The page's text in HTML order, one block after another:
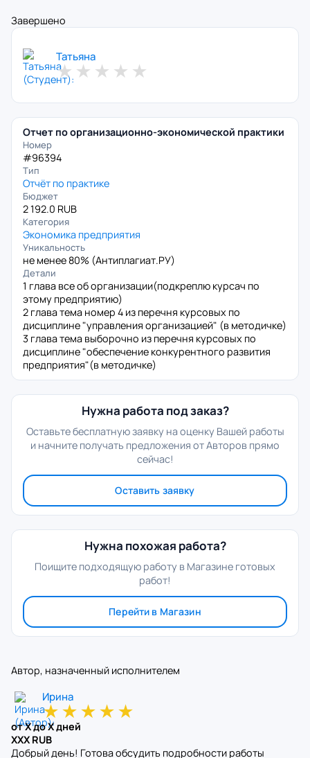
Завершено
Татьяна
★ ★ ★ ★ ★
Отчет по организационно-экономической практики
Номер
#96394
Тип
Отчёт по практике
Бюджет
2 192.0 RUB
Категория
Экономика предприятия
Уникальность
не менее 80% (Антиплагиат.РУ)
Детали
1 глава все об организации(подкреплю курсач по
этому предприятию)
2 глава тема номер 4 из перечня курсовых по
дисциплине "управления организацией" (в методичке)
3 глава тема выборочно из перечня курсовых по
дисциплине "обеспечение конкурентного развития
предприятия"(в методичке)
Нужна работа под заказ?
Оставьте бесплатную заявку на оценку Вашей работы
и начните получать предложения от Авторов прямо
сейчас!
Оставить заявку
Нужна похожая работа?
Поищите подходящую работу в Магазине готовых
работ!
Перейти в Магазин
Автор, назначенный исполнителем
Ирина
★★★★★
от X до X дней
XXX RUB
Добрый день! Готова обсудить подробности работы